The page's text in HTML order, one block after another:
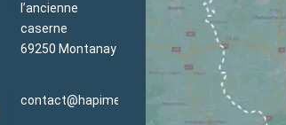
l’ancienne
caserne
69250 Montanay
contact@hapimen.fr